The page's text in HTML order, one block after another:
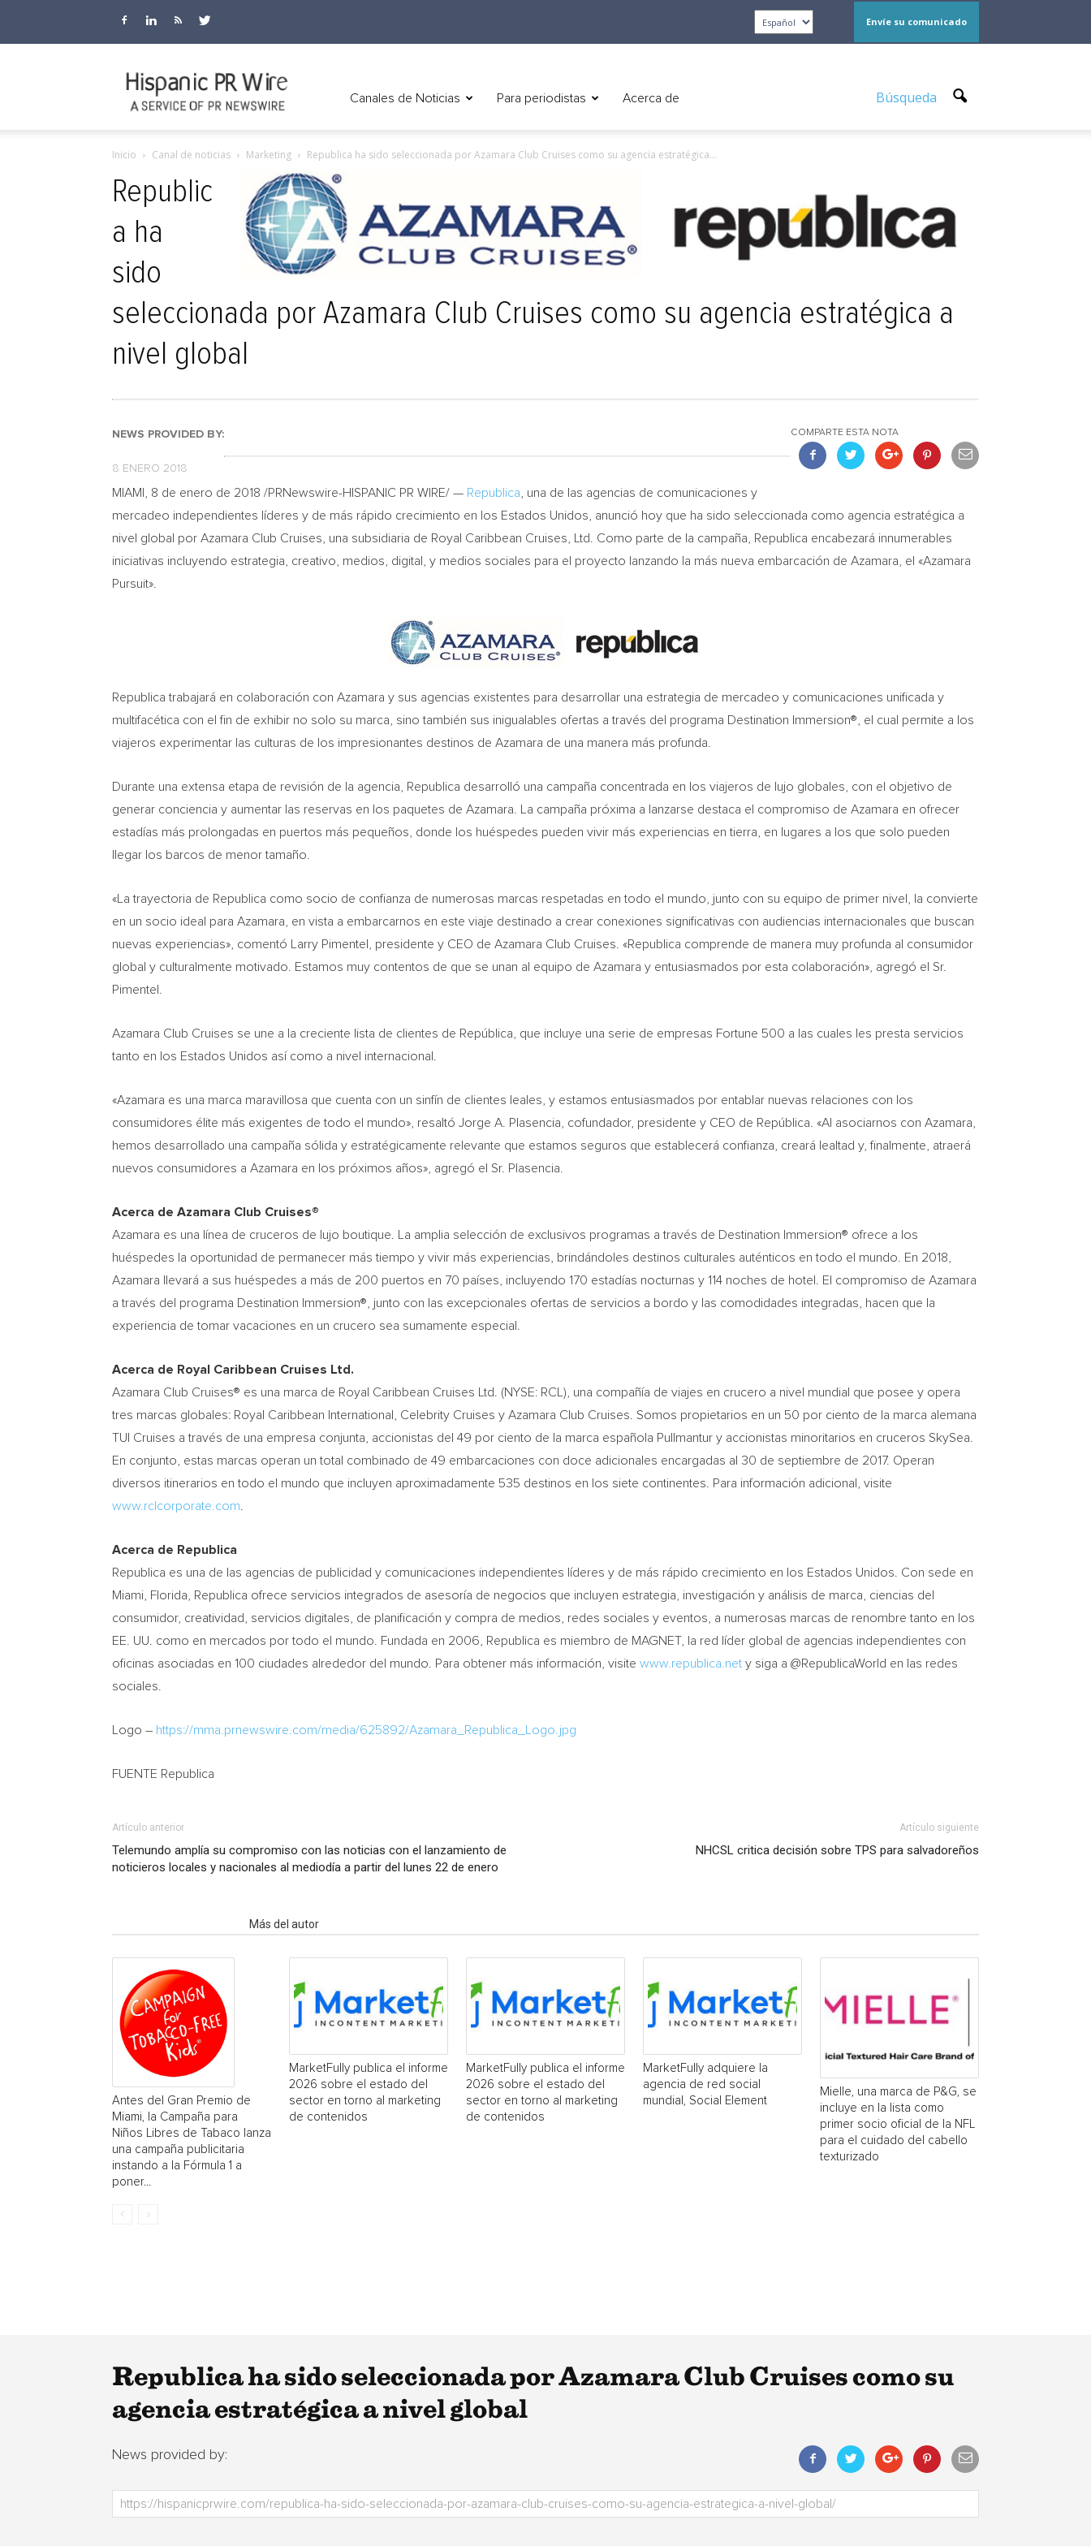
Envíe su comunicado
PR
Wire
Canales de Noticias Para periodistas Acerca de Búsqueda
Inicio Canal de noticias Marketing Republica ha sido seleccionada por Azamara Club Cruises como su agencia estratégica...
Republic
a ha
sido
seleccionada por Azamara Club Cruises como su agencia estratégica a
nivel global
NEWS PROVIDED BY:
8 ENERO 2018
COMPARTE ESTA NOTA
MIAMI , 8 de enero de 2018 /PRNewswire-HISPANIC PR WIRE/ — Republica , una de las agencias de comunicaciones y
mercadeo independientes líderes y de más rápido crecimiento en los Estados Unidos, anunció hoy que ha sido seleccionada como agencia estratégica a
nivel global por Azamara Club Cruises, una subsidiaria de Royal Caribbean Cruises, Ltd. Como parte de la campaña, Republica encabezará innumerables
iniciativas incluyendo estrategia, creativo, medios, digital, y medios sociales para el proyecto lanzando la más nueva embarcación de Azamara, el «Azamara
Pursuit».
Republica trabajará en colaboración con Azamara y sus agencias existentes para desarrollar una estrategia de mercadeo y comunicaciones unificada y
multifacética con el fin de exhibir no solo su marca, sino también sus inigualables ofertas a través del programa Destination Immersion®, el cual permite a los
viajeros experimentar las culturas de los impresionantes destinos de Azamara de una manera más profunda.
Durante una extensa etapa de revisión de la agencia, Republica desarrolló una campaña concentrada en los viajeros de lujo globales, con el objetivo de
generar conciencia y aumentar las reservas en los paquetes de Azamara. La campaña próxima a lanzarse destaca el compromiso de Azamara en ofrecer
estadías más prolongadas en puertos más pequeños, donde los huéspedes pueden vivir más experiencias en tierra, en lugares a los que solo pueden
llegar los barcos de menor tamaño.
«La trayectoria de Republica como socio de confianza de numerosas marcas respetadas en todo el mundo, junto con su equipo de primer nivel, la convierte
en un socio ideal para Azamara, en vista a embarcarnos en este viaje destinado a crear conexiones significativas con audiencias internacionales que buscan
nuevas experiencias», comentó
Larry Pimentel
, presidente y CEO de Azamara Club Cruises. «Republica comprende de manera muy profunda al consumidor
global y culturalmente motivado. Estamos muy contentos de que se unan al equipo de Azamara y entusiasmados por esta colaboración», agregó el Sr.
Pimentel.
Azamara Club Cruises se une a la creciente lista de clientes de República, que incluye una serie de empresas Fortune 500 a las cuales les presta servicios
tanto en los Estados Unidos así como a nivel internacional.
«Azamara es una marca maravillosa que cuenta con un sinfín de clientes leales, y estamos entusiasmados por entablar nuevas relaciones con los
consumidores élite más exigentes de todo el mundo», resaltó Jorge A. Plasencia , cofundador, presidente y CEO de República. «Al asociarnos con Azamara,
hemos desarrollado una campaña sólida y estratégicamente relevante que estamos seguros que establecerá confianza, creará lealtad y, finalmente, atraerá
nuevos consumidores a Azamara en los próximos años», agregó el Sr. Plasencia.
Acerca de Azamara Club Cruises®
Azamara es una línea de cruceros de lujo boutique. La amplia selección de exclusivos programas a través de Destination Immersion® ofrece a los
huéspedes la oportunidad de permanecer más tiempo y vivir más experiencias, brindándoles destinos culturales auténticos en todo el mundo. En 2018,
Azamara llevará a sus huéspedes a más de 200 puertos en 70 países, incluyendo 170 estadías nocturnas y 114 noches de hotel. El compromiso de Azamara
a través del programa Destination Immersion®, junto con las excepcionales ofertas de servicios a bordo y las comodidades integradas, hacen que la
experiencia de tomar vacaciones en un crucero sea sumamente especial.
Acerca de Royal Caribbean Cruises Ltd.
Azamara Club Cruises® es una marca de Royal Caribbean Cruises Ltd. (NYSE: RCL), una compañía de viajes en crucero a nivel mundial que posee y opera
tres marcas globales: Royal Caribbean International, Celebrity Cruises y Azamara Club Cruises. Somos propietarios en un 50 por ciento de la marca alemana
TUI Cruises a través de una empresa conjunta, accionistas del 49 por ciento de la marca española Pullmantur y accionistas minoritarios en cruceros SkySea.
En conjunto, estas marcas operan un total combinado de 49 embarcaciones con doce adicionales encargadas al 30 de septiembre de 2017. Operan
diversos itinerarios en todo el mundo que incluyen aproximadamente 535 destinos en los siete continentes. Para información adicional, visite
www.rclcorporate.com
Acerca de Republica
Republica es una de las agencias de publicidad y comunicaciones independientes líderes y de más rápido crecimiento en los Estados Unidos. Con sede en
Miami, Florida , Republica ofrece servicios integrados de asesoría de negocios que incluyen estrategia, investigación y análisis de marca, ciencias del
consumidor, creatividad, servicios digitales, de planificación y compra de medios, redes sociales y eventos, a numerosas marcas de renombre tanto en los
EE. UU. como en mercados por todo el mundo. Fundada en 2006, Republica es miembro de MAGNET, la red líder global de agencias independientes con
oficinas asociadas en 100 ciudades alrededor del mundo. Para obtener más información, visite www.republica.net y siga a @RepublicaWorld en las redes
sociales.
Logo – https://mma.prnewswire.com/media/625892/Azamara_Republica_Logo.jpg
FUENTE Republica
Artículo anterior
Telemundo amplía su compromiso con las noticias con el lanzamiento de
noticieros locales y nacionales al mediodía a partir del lunes 22 de enero
Artículo siguiente
NHCSL critica decisión sobre TPS para salvadoreños
Más del autor
Antes del Gran Premio de
Miami, la Campaña para
Niños Libres de Tabaco lanza
una campaña publicitaria
instando a la Fórmula 1 a
poner...
MarketFully publica el informe
2026 sobre el estado del
sector en torno al marketing
de contenidos
MarketFully publica el informe
2026 sobre el estado del
sector en torno al marketing
de contenidos
MarketFully adquiere la
agencia de red social
mundial, Social Element
Mielle, una marca de P&G, se
incluye en la lista como
primer socio oficial de la NFL
para el cuidado del cabello
texturizado
Republica ha sido seleccionada por Azamara Club Cruises como su
agencia estratégica a nivel global
News provided by: